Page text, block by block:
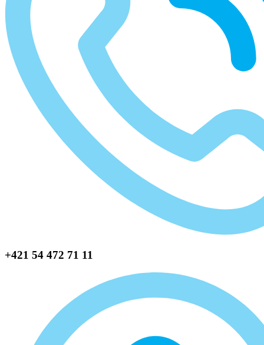
+421 54 472 71 11